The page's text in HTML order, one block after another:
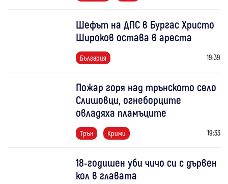
Шефът на ДПС в Бургас Христо
Широков остава в ареста
България 19:39
Пожар горя над трънското село
Слишовци, огнеборците
овладяха пламъците
Трън Крими 19:33
18-годишен уби чичо си с дървен
кол в главата